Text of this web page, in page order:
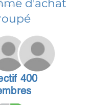
d'achat
400